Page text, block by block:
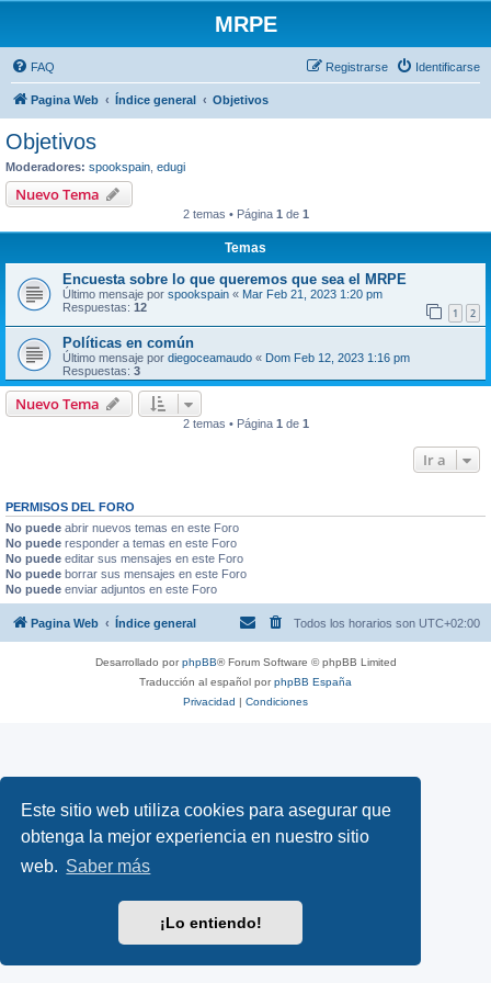
Este sitio web utiliza cookies para asegurar que
obtenga la mejor experiencia en nuestro sitio
web. Saber más
¡Lo entiendo!
MRPE
FAQ Identificarse
Registrarse
Pagina Web Índice general Objetivos
Objetivos
Moderadores: spookspain edugi
Nuevo Tema
2 temas • Página 1 de 1
Temas
Encuesta sobre lo que queremos que sea el MRPE
Último mensaje por spookspain « Mar Feb 21, 2023 1:20 pm
Respuestas: 12 1 2
Políticas en común
Último mensaje por diegoceamaudo « Dom Feb 12, 2023 1:16 pm
Respuestas: 3
Nuevo Tema
2 temas • Página 1 de 1
Ir a
PERMISOS DEL FORO
No puede abrir nuevos temas en este Foro
No puede responder a temas en este Foro
No puede editar sus mensajes en este Foro
No puede borrar sus mensajes en este Foro
No puede enviar adjuntos en este Foro
Pagina Web Índice general Todos los horarios son UTC+02:00
Desarrollado porphpBB® Forum Software © phpBB Limited
Traducción al español porphpBB España
Privacidad | Condiciones